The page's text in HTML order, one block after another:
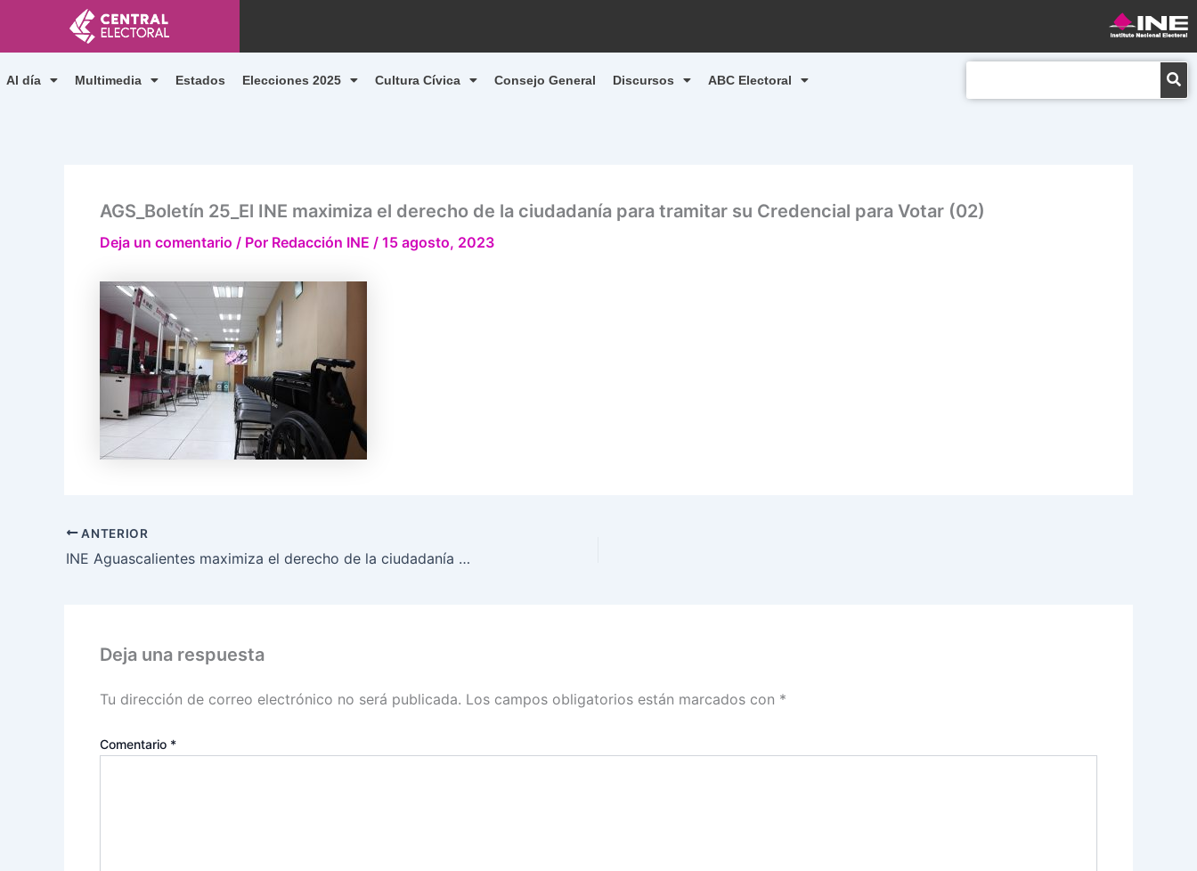
contenido
Al día Multimedia Estados Elecciones 2025 Cultura Cívica Consejo General Discursos ABC Electoral
AGS_Boletín 25_El INE maximiza el derecho de la ciudadanía para tramitar su Credencial para Votar (02)
Deja un comentario / Por Redacción INE / 15 agosto, 2023
ANTERIOR
INE Aguascalientes maximiza el derecho de la ciudadanía para tramitar su Credencial para Votar
Deja una respuesta
Tu dirección de correo electrónico no será publicada. Los campos obligatorios están marcados con *
Comentario *